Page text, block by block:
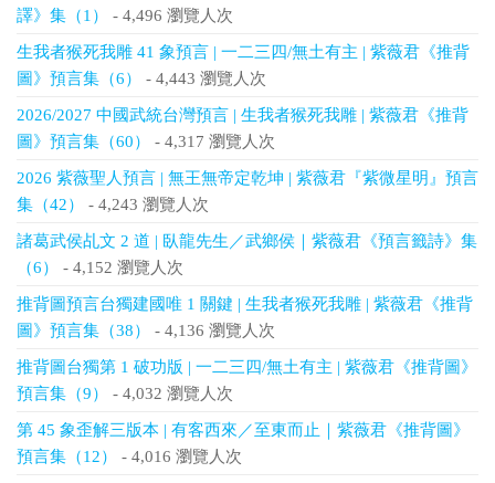
譯》集（1）
- 4,496 瀏覽人次
生我者猴死我雕 41 象預言 | 一二三四/無土有主 | 紫薇君《推背
圖》預言集（6）
- 4,443 瀏覽人次
2026/2027 中國武統台灣預言 | 生我者猴死我雕 | 紫薇君《推背
圖》預言集（60）
- 4,317 瀏覽人次
2026 紫薇聖人預言 | 無王無帝定乾坤 | 紫薇君『紫微星明』預言
集（42）
- 4,243 瀏覽人次
諸葛武侯乩文 2 道 | 臥龍先生／武鄉侯｜紫薇君《預言籤詩》集
（6）
- 4,152 瀏覽人次
推背圖預言台獨建國唯 1 關鍵 | 生我者猴死我雕 | 紫薇君《推背
圖》預言集（38）
- 4,136 瀏覽人次
推背圖台獨第 1 破功版 | 一二三四/無土有主 | 紫薇君《推背圖》
預言集（9）
- 4,032 瀏覽人次
第 45 象歪解三版本 | 有客西來／至東而止｜紫薇君《推背圖》
預言集（12）
- 4,016 瀏覽人次